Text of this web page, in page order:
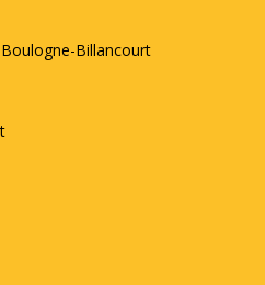
Billancourt